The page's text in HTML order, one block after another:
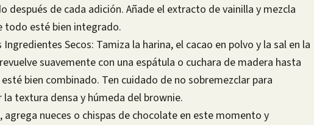
después de cada adición. Añade el extracto de vainilla y mezcla
todo esté bien integrado.
Ingredientes Secos: Tamiza la harina, el cacao en polvo y la sal en la
suavemente con una espátula o cuchara de madera hasta
bien combinado. Ten cuidado de no sobremezclar para
la textura densa y húmeda del brownie.
agrega nueces o chispas de chocolate en este momento y